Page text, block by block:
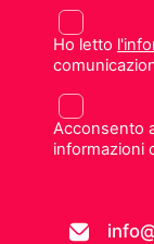
Ho letto
Acconsento
informazioni